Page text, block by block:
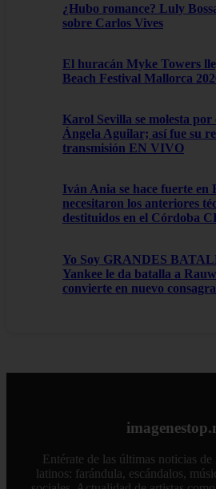
¿Hubo romance? Luly
sobre Carlos Vives
El huracán Myke Towers
Beach Festival Mallorca
Karol Sevilla se molesta por
Ángela Aguilar; así fue su
transmisión EN VIVO
Iván Ania se hace fuerte en
necesitaron los anteriores
destituidos en el Córdoba
Yo Soy GRANDES
Yankee le da batalla a
convierte en nuevo
Entérate de las últimas noticias de
latinos: farándula, escándalos,